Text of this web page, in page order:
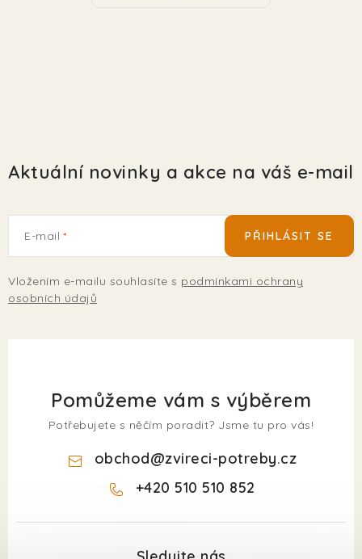
Aktuální novinky a akce na váš e-mail
E-mail
Vložením e-mailu souhlasíte s podmínkami ochrany
osobních údajů
PŘIHLÁSIT SE
Pomůžeme vám s výběrem
Potřebujete s něčím poradit? Jsme tu pro vás!
obchod@zvireci-potreby.cz
+420 510 510 852